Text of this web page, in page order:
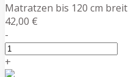
Matratzen bis 120 cm breit
42,00 €
-
+